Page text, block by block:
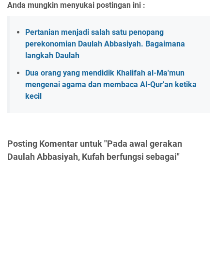
Anda mungkin menyukai postingan ini :
Pertanian menjadi salah satu penopang
perekonomian Daulah Abbasiyah. Bagaimana
langkah Daulah
Dua orang yang mendidik Khalifah al-Ma'mun
mengenai agama dan membaca Al-Qur'an ketika
kecil
Posting Komentar untuk "Pada awal gerakan
Daulah Abbasiyah, Kufah berfungsi sebagai"